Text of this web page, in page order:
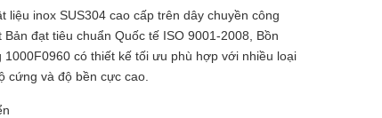
liệu inox SUS304 cao cấp trên dây chuyền công
Bản đạt tiêu chuẩn Quốc tế ISO 9001-2008, Bồn
1000F0960 có thiết kế tối ưu phù hợp với nhiều loại
cứng và độ bền cực cao.
chuyển